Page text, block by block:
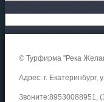
© Турфирма "Река
Адрес: г.
Звоните:89530088951,